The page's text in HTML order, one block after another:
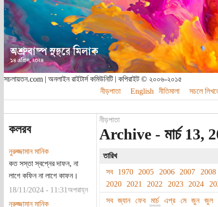
সচলায়তন.com | অনলাইন রাইটার্স কমিউনিটি | কপিরাইট © ২০০৬-২০১৫
নীড়পাতা
English নীতিমালা সচলে
কলরব
নুরুজ্জামান মানিক
কত সস্তা স্বপ্নের দাফন, না
লাগে কফিন না লাগে কাফন।
18/11/2024 - 11:31অপরাহ্ন
নুরুজ্জামান মানিক
নীড়পাতা
Archive - মার্চ 13,
তারিখ
সব
1970 2005 2006 2007
2008
2020
2021 2022 2023 2024
সব
জ্যান ফেব মার্চ এপ্র মে জুন
জুল